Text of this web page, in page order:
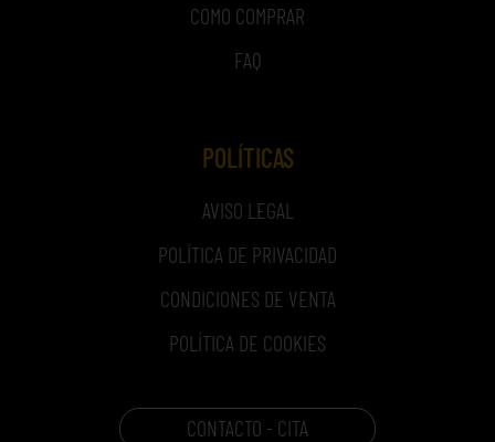
COMO COMPRAR
FAQ
POLÍTICAS
AVISO LEGAL
POLÍTICA DE PRIVACIDAD
CONDICIONES DE VENTA
POLÍTICA DE COOKIES
CONTACTO - CITA